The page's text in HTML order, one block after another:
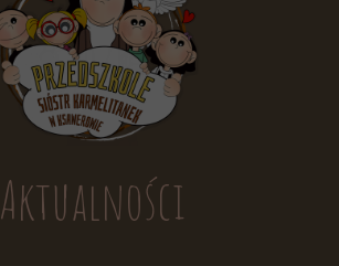
Aktualności